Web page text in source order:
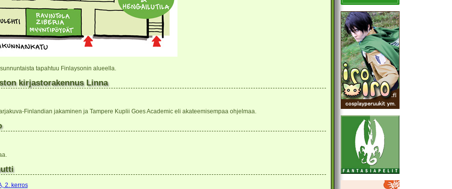
tapahtuu Finlaysonin alueella.
kirjastorakennus Linna
Finlandian jakaminen ja Tampere Kuplii Goes Academic eli akateemisempaa ohjelmaa.
2. kerros